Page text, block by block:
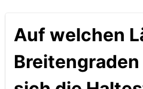
Auf welchen